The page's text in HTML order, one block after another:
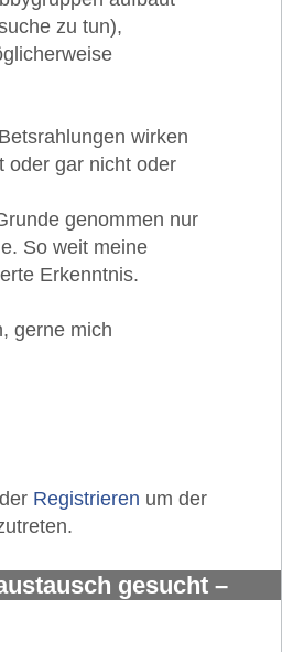
zu tun),
wirken
oder gar nicht oder
genommen nur
So weit meine
Erkenntnis.
gerne mich
Registrieren um der
gesucht –